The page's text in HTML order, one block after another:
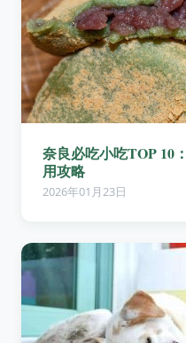
奈良必吃小吃TOP 10
用攻略
2026年01月23日